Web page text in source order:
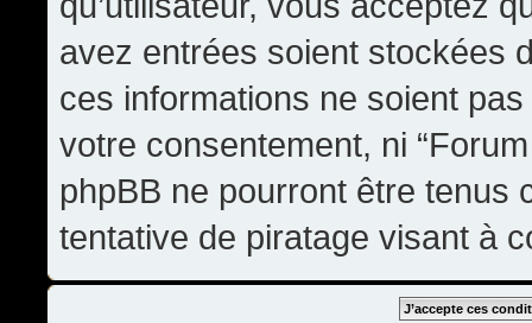
avez entrées soient stockées
ces informations ne soient
votre consentement, ni
phpBB ne pourront être tenus
tentative de piratage visant à